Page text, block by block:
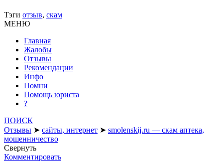
Тэги отзыв, скам
МЕНЮ
Главная
Жалобы
Отзывы
Рекомендации
Инфо
Помни
Помощь юриста
?
ПОИСК
Отзывы ➤ сайты, интернет ➤ smolenskij.ru — скам аптека,
мошенничество
Свернуть
Комментировать